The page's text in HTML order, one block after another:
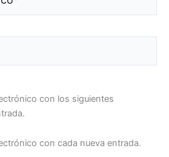
con los siguientes
con cada nueva entrada.